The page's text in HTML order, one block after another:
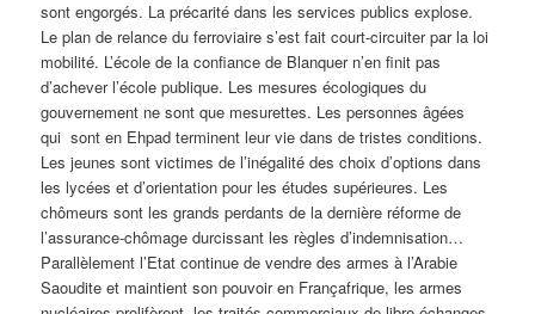
sont engorgés. La précarité dans les services publics explose.
Le plan de relance du ferroviaire s’est fait court-circuiter par la loi
mobilité. L’école de la confiance de Blanquer n’en finit pas
d’achever l’école publique. Les mesures écologiques du
gouvernement ne sont que mesurettes. Les personnes âgées
qui sont en Ehpad terminent leur vie dans de tristes conditions.
Les jeunes sont victimes de l’inégalité des choix d’options dans
les lycées et d’orientation pour les études supérieures. Les
chômeurs sont les grands perdants de la dernière réforme de
l’assurance-chômage durcissant les règles d’indemnisation…
Parallèlement l’Etat continue de vendre des armes à l’Arabie
Saoudite et maintient son pouvoir en Françafrique, les armes